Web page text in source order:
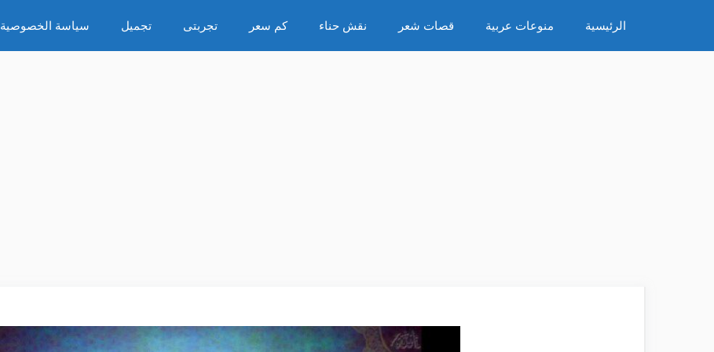
المحتوى
الرئيسية منوعات عربية قصات شعر نقش حناء كم سعر تجربتى تجميل سياسة الخصوصية